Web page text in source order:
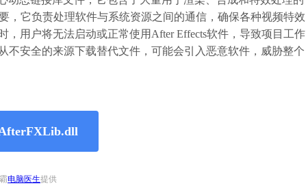
，它负责处理软件与系统资源之间的通信，确保各种视频特效
用户将无法启动或正常使用After Effects软件，导致项目工作
安全的来源下载替代文件，可能会引入恶意软件，威胁整个
电脑医生提供